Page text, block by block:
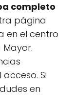
completo
página
en el centro
Si
en